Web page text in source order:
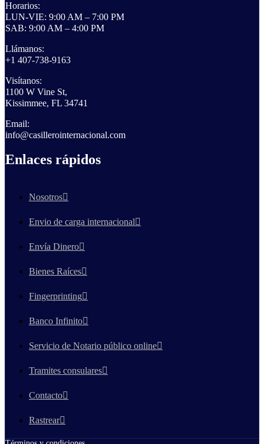
Horarios:
LUN-VIE: 9:00 AM – 7:00 PM
SAB: 9:00 AM – 4:00 PM
Llámanos:
+1 407-738-9163
Visítanos:
1100 W Vine St,
Kissimmee, FL 34741
Email:
info@casillerointernacional.com
Enlaces rápidos
Nosotros
Envio de carga internacional
Envía Dinero
Bienes Raíces
Fingerprinting
Banco Infinito
Servicio de Notario público online
Tramites consulares
Contacto
Rastrear